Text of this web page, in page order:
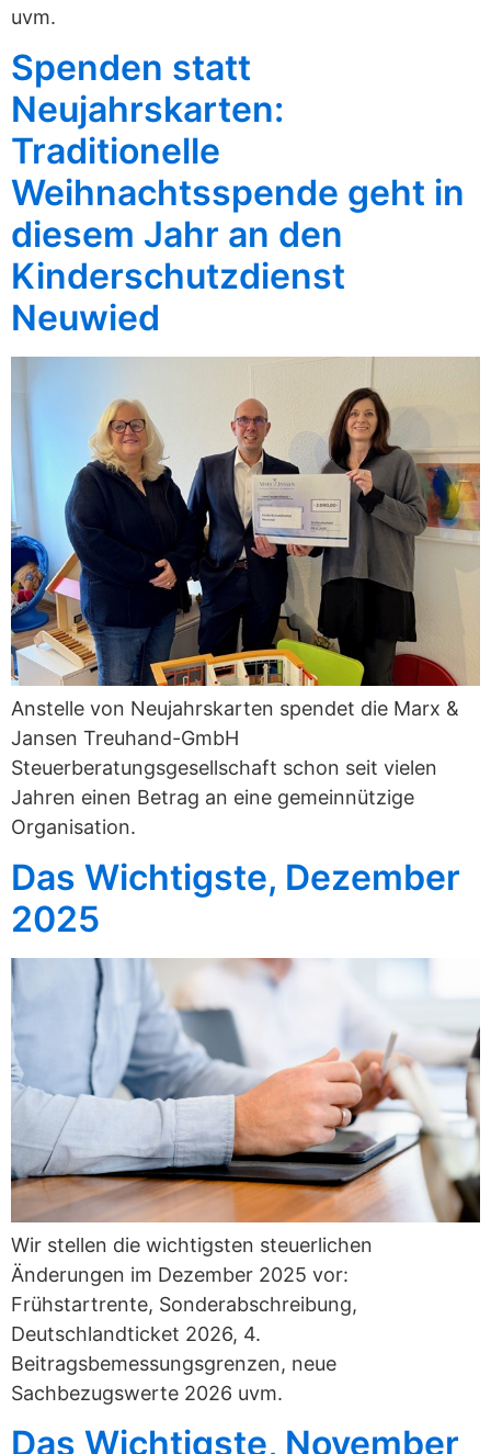
uvm.
Spenden statt
Neujahrskarten:
Traditionelle
Weihnachtsspende geht in
diesem Jahr an den
Kinderschutzdienst
Neuwied
Anstelle von Neujahrskarten spendet die Marx &
Jansen Treuhand-GmbH
Steuerberatungsgesellschaft schon seit vielen
Jahren einen Betrag an eine gemeinnützige
Organisation.
Das Wichtigste, Dezember
2025
Wir stellen die wichtigsten steuerlichen
Änderungen im Dezember 2025 vor:
Frühstartrente, Sonderabschreibung,
Deutschlandticket 2026, 4.
Beitragsbemessungsgrenzen, neue
Sachbezugswerte 2026 uvm.
Das Wichtigste, November